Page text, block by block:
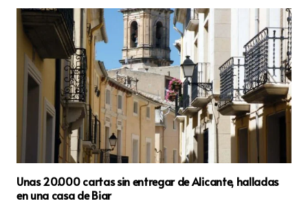
San Vicente del Raspeig se viste de gala para
conmemorar el XXX Aniversario Homenaje a la Danza